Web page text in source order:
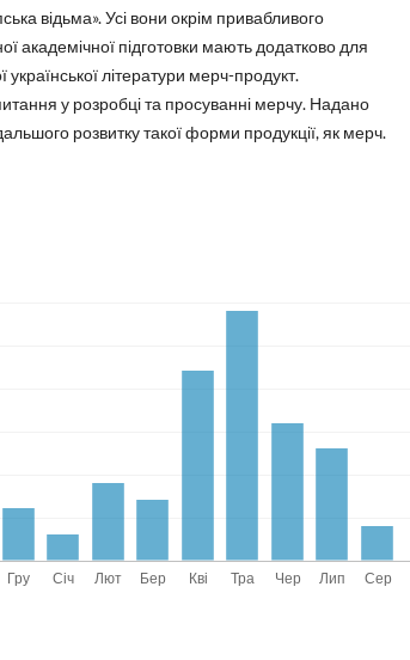
відьма». Усі вони окрім привабливого
академічної підготовки мають додатково для
української літератури мерч-продукт.
у розробці та просуванні мерчу. Надано
розвитку такої форми продукції, як мерч.